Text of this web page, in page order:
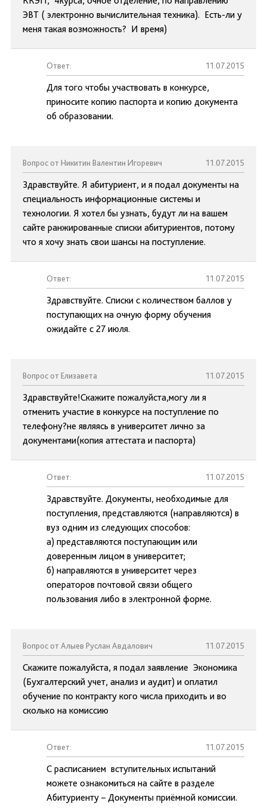
ЭВТ ( электронно вычислительная техника). Есть-ли у
меня такая возможность? И время)
Ответ: 11.07.2015
Для того чтобы участвовать в конкурсе,
приносите копию паспорта и копию документа
об образовании.
Вопрос от Никитин Валентин Игоревич 11.07.2015
Здравствуйте. Я абитуриент, и я подал документы на
специальность информационные системы и
технологии. Я хотел бы узнать, будут ли на вашем
сайте ранжированные списки абитуриентов, потому
что я хочу знать свои шансы на поступление.
Ответ: 11.07.2015
Здравствуйте. Списки с количеством баллов у
поступающих на очную форму обучения
ожидайте с 27 июля.
Вопрос от Елизавета 11.07.2015
Здравствуйте!Скажите пожалуйста,могу ли я
отменить участие в конкурсе на поступление по
телефону?не являясь в университет лично за
документами(копия аттестата и паспорта)
Ответ: 11.07.2015
Здравствуйте. Документы, необходимые для
поступления, представляются (направляются) в
вуз одним из следующих способов:
а) представляются поступающим или
доверенным лицом в университет;
б) направляются в университет через
операторов почтовой связи общего
пользования либо в электронной форме.
Вопрос от Алыев Руслан Авдалович 11.07.2015
Скажите пожалуйста, я подал заявление Экономика
(Бухгалтерский учет, анализ и аудит) и оплатил
обучение по контракту кого числа приходить и во
сколько на комиссию
Ответ: 11.07.2015
С расписанием вступительных испытаний
можете ознакомиться на сайте в разделе
Абитуриенту – Документы приёмной комиссии.